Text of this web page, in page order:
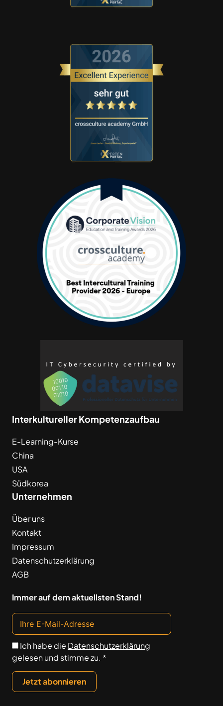
Interkultureller Kompetenzaufbau
E-Learning-Kurse
China
USA
Südkorea
Unternehmen
Über uns
Kontakt
Impressum
Datenschutzerklärung
AGB
Immer auf dem aktuellsten Stand!
Ich habe die Datenschutzerklärung
gelesen und stimme zu. *
Jetzt abonnieren